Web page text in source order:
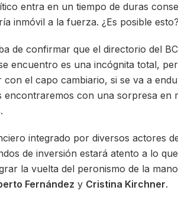
entra en un tiempo de duras
inmóvil a la fuerza. ¿Es posible
de confirmar que el directorio del
encuentro es una incógnita total,
con el capo cambiario, si se va a
encontraremos con una sorpresa en
integrado por diversos actores
de inversión estará atento a lo
la vuelta del peronismo de la
Fernández y Cristina Kirchner.